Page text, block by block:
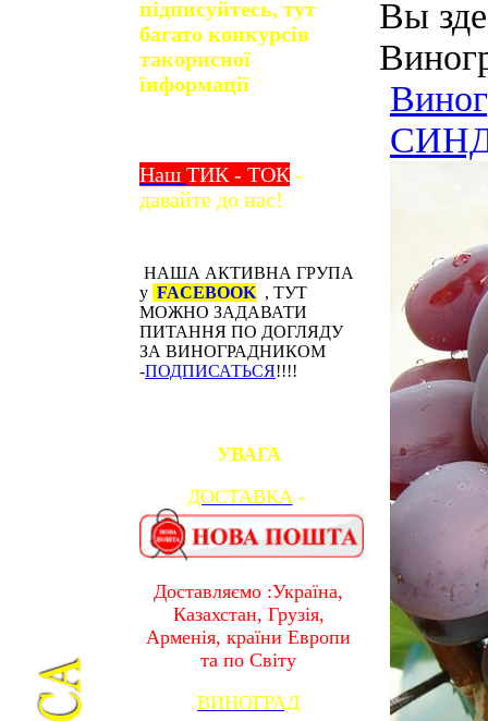
підписуйтесь, тут
багато конкурсів
такорисної
їнформації
Наш ТИК - ТОК -
давайте до нас!
НАША АКТИВНА ГРУПА
у FACEBOOK, ТУТ
МОЖНО ЗАДАВАТИ
ПИТАННЯ ПО ДОГЛЯДУ
ЗА ВИНОГРАДНИКОМ
-ПОДПИСАТЬСЯ!!!!
УВАГА
ДОСТАВКА-
Доставляємо :Україна,
Казахстан, Грузія,
Арменія, країни Европи
та по Світу
ВИНОГРАД
Вы